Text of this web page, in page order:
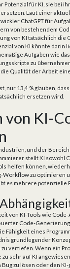
Potenzial für KI, sie bei
Laut einer
ChatGPT für
von bestehendem
von KI tatsächlich die
von KI könnte darin
Aufgaben wie
zu
Qualität der Arbeit
nur 13,4 % glauben,
ersetzen wird.
von KI-
und der
stellt KI sowohl
helfen können,
zu optimieren
es mehrere potenzielle
von KI-Tools wie
Code-
Fähigkeit eines
grundlegender
vertiefen. Wenn ein
sehr auf KI angewiesen
zu lösen oder den